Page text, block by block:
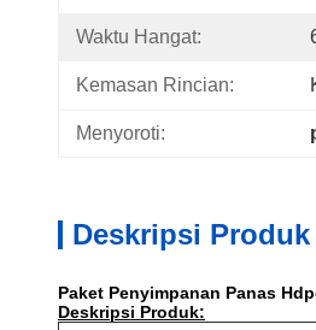
Waktu Hangat:
Kemasan Rincian:
Menyoroti:
Deskripsi Produk
Paket Penyimpanan Panas
Deskripsi Produk: